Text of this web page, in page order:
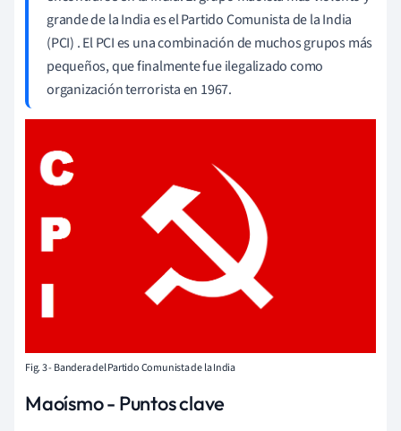
grande de la India es el Partido Comunista de la India
(PCI) . El PCI es una combinación de muchos grupos más
pequeños, que finalmente fue ilegalizado como
organización terrorista en 1967.
Fig. 3 - Bandera del Partido Comunista de la India
Maoísmo - Puntos clave